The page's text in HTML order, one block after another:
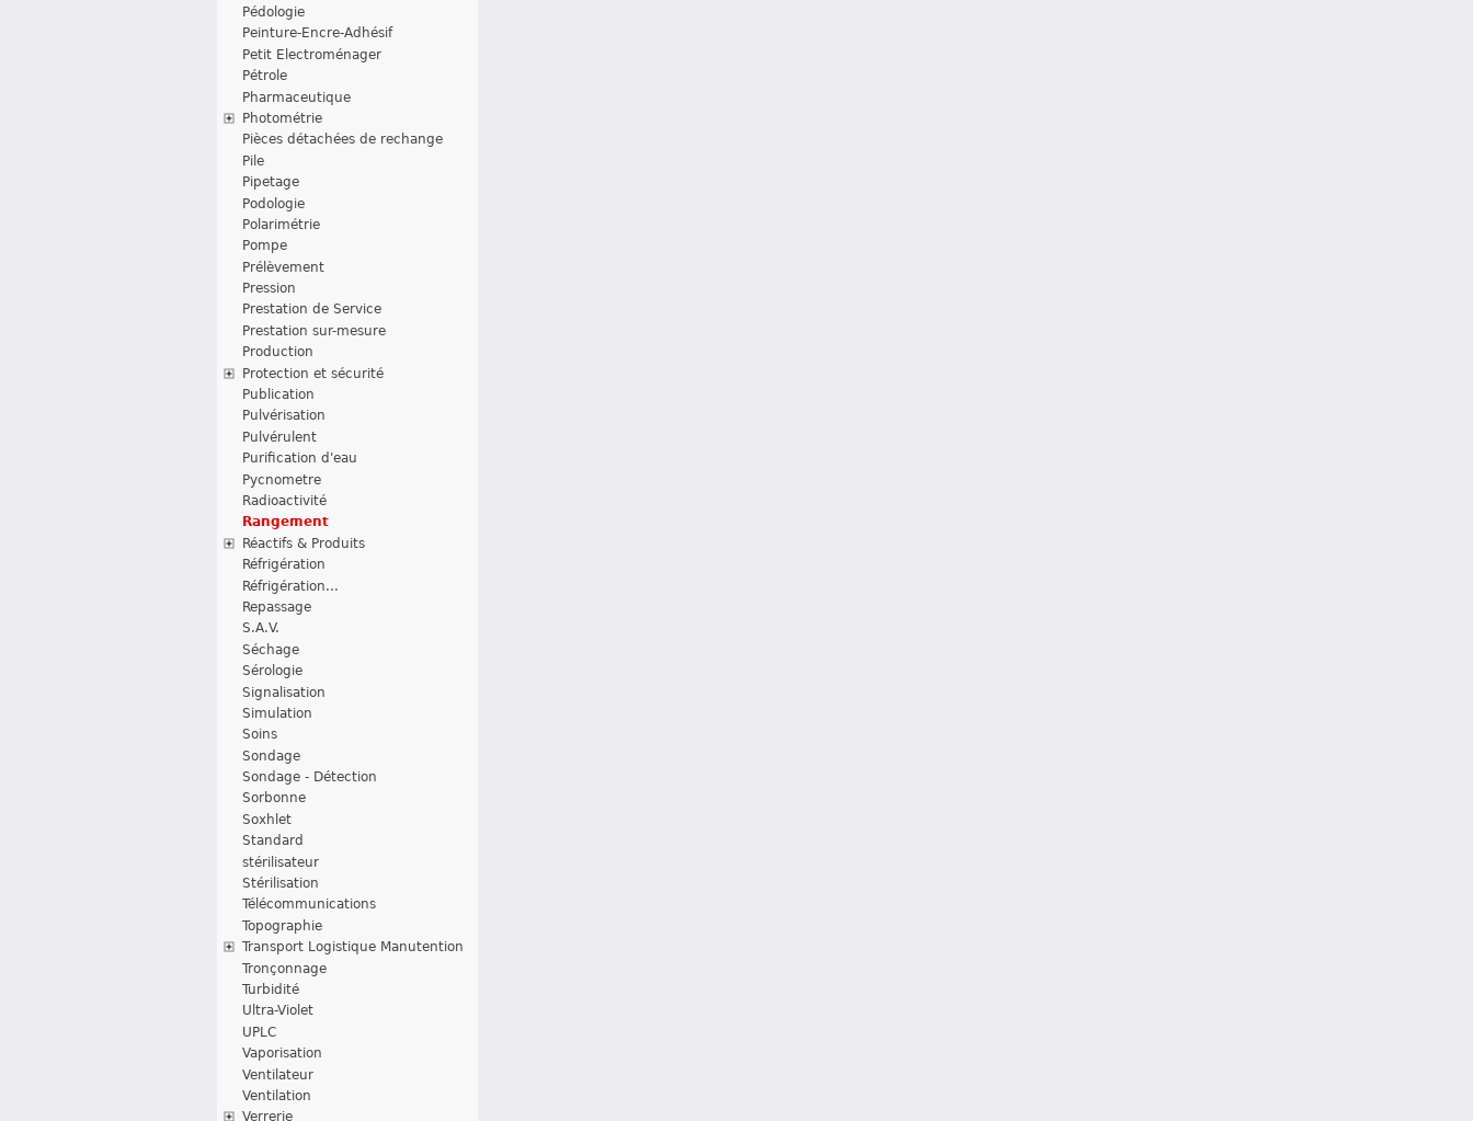
Pédologie
Peinture-Encre-Adhésif
Petit Electroménager
Pétrole
Pharmaceutique
Photométrie
Pièces détachées de rechange
Pile
Pipetage
Podologie
Polarimétrie
Pompe
Prélèvement
Pression
Prestation de Service
Prestation sur-mesure
Production
Protection et sécurité
Publication
Pulvérisation
Pulvérulent
Purification d'eau
Pycnometre
Radioactivité
Rangement
Réactifs & Produits
Réfrigération
Réfrigération...
Repassage
S.A.V.
Séchage
Sérologie
Signalisation
Simulation
Soins
Sondage
Sondage - Détection
Sorbonne
Soxhlet
Standard
stérilisateur
Stérilisation
Télécommunications
Topographie
Transport Logistique Manutention
Tronçonnage
Turbidité
Ultra-Violet
UPLC
Vaporisation
Ventilateur
Ventilation
Verrerie